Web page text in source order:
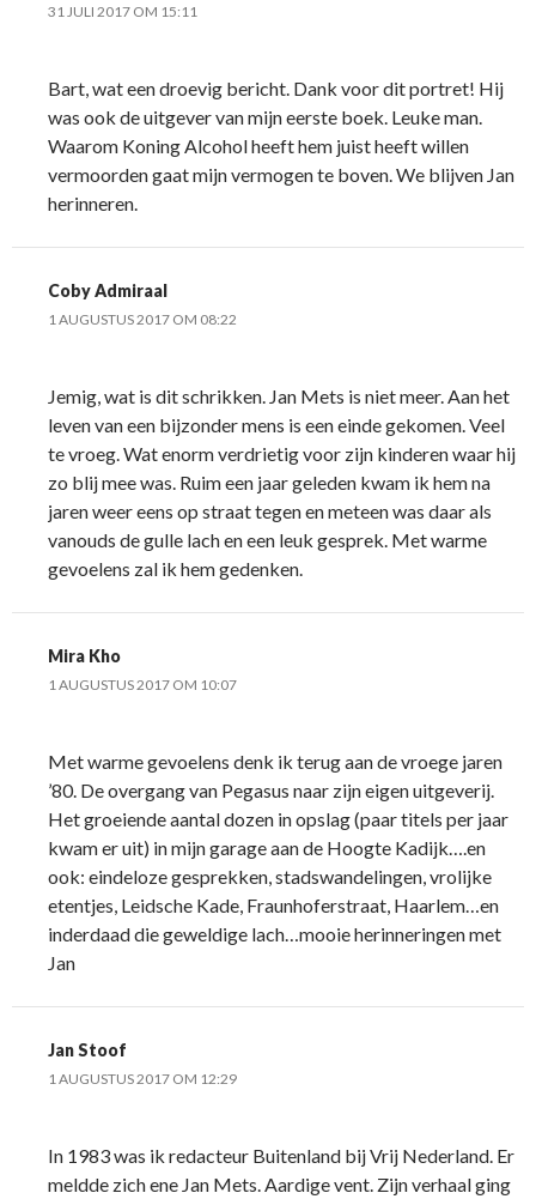
31 JULI 2017 OM 15:11
Bart, wat een droevig bericht. Dank voor dit portret! Hij
was ook de uitgever van mijn eerste boek. Leuke man.
Waarom Koning Alcohol heeft hem juist heeft willen
vermoorden gaat mijn vermogen te boven. We blijven Jan
herinneren.
Coby Admiraal
1 AUGUSTUS 2017 OM 08:22
Jemig, wat is dit schrikken. Jan Mets is niet meer. Aan het
leven van een bijzonder mens is een einde gekomen. Veel
te vroeg. Wat enorm verdrietig voor zijn kinderen waar hij
zo blij mee was. Ruim een jaar geleden kwam ik hem na
jaren weer eens op straat tegen en meteen was daar als
vanouds de gulle lach en een leuk gesprek. Met warme
gevoelens zal ik hem gedenken.
Mira Kho
1 AUGUSTUS 2017 OM 10:07
Met warme gevoelens denk ik terug aan de vroege jaren
’80. De overgang van Pegasus naar zijn eigen uitgeverij.
Het groeiende aantal dozen in opslag (paar titels per jaar
kwam er uit) in mijn garage aan de Hoogte Kadijk….en
ook: eindeloze gesprekken, stadswandelingen, vrolijke
etentjes, Leidsche Kade, Fraunhoferstraat, Haarlem…en
inderdaad die geweldige lach…mooie herinneringen met
Jan
Jan Stoof
1 AUGUSTUS 2017 OM 12:29
In 1983 was ik redacteur Buitenland bij Vrij Nederland. Er
meldde zich ene Jan Mets. Aardige vent. Zijn verhaal ging